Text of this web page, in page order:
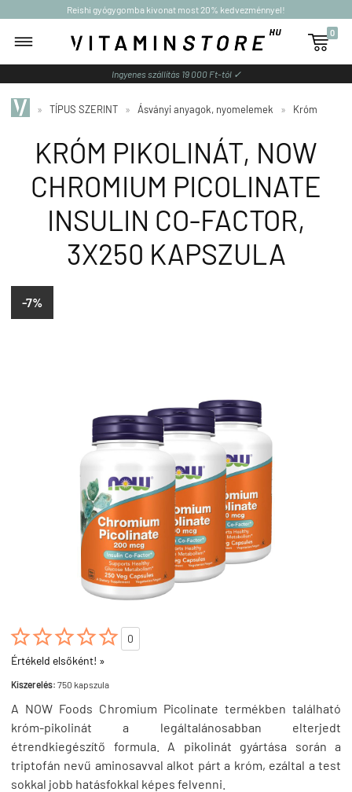
Reishi gyógygomba kivonat most 20% kedvezménnyel!

0
Ingyenes szállítás 19 000 Ft-tól ✓
» TÍPUS SZERINT » Ásványi anyagok, nyomelemek » Króm
KRÓM PIKOLINÁT, NOW
CHROMIUM PICOLINATE
INSULIN CO-FACTOR,
3X250 KAPSZULA
-7%

0
Értékeld elsőként! »
Kiszerelés: 750 kapszula
A NOW Foods Chromium Picolinate termékben található
króm-pikolinát a legáltalánosabban elterjedt
étrendkiegészítő formula. A pikolinát gyártása során a
triptofán nevű aminosavval alkot párt a króm, ezáltal a test
sokkal jobb hatásfokkal képes felvenni.